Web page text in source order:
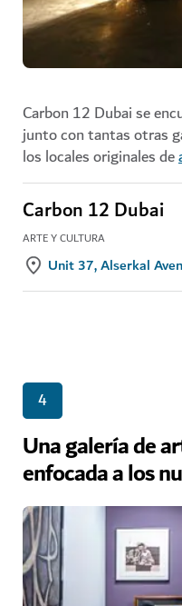
Carbon 12 Dubai se
junto con tantas otras
los locales originales de
Carbon 12 Dubai
ARTE Y CULTURA
Unit 37, Alserkal
4
Una galería de
enfocada a los